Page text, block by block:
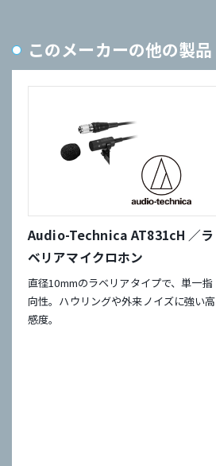
このメーカーの他の製品
Audio-Technica AT831cH ／ラ
ベリアマイクロホン
直径10mmのラベリアタイプで、単一指
向性。ハウリングや外来ノイズに強い高
感度。